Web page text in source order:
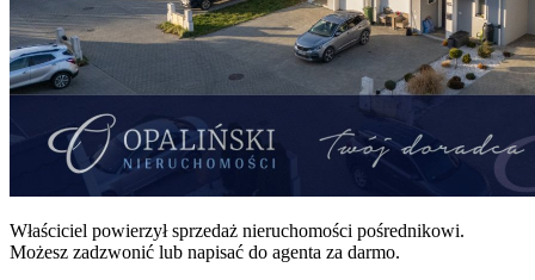
Właściciel powierzył sprzedaż nieruchomości pośrednikowi.
Możesz zadzwonić lub napisać do agenta za darmo.